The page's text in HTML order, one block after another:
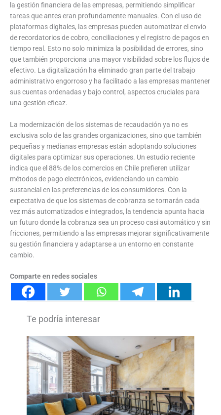
la gestión financiera de las empresas, permitiendo simplificar
tareas que antes eran profundamente manuales. Con el uso de
plataformas digitales, las empresas pueden automatizar el envío
de recordatorios de cobro, conciliaciones y el registro de pagos en
tiempo real. Esto no solo minimiza la posibilidad de errores, sino
que también proporciona una mayor visibilidad sobre los flujos de
efectivo. La digitalización ha eliminado gran parte del trabajo
administrativo engorroso y ha facilitado a las empresas mantener
sus cuentas ordenadas y bajo control, aspectos cruciales para
una gestión eficaz.
La modernización de los sistemas de recaudación ya no es
exclusiva solo de las grandes organizaciones, sino que también
pequeñas y medianas empresas están adoptando soluciones
digitales para optimizar sus operaciones. Un estudio reciente
indica que el 88% de los comercios en Chile prefieren utilizar
métodos de pago electrónicos, evidenciando un cambio
sustancial en las preferencias de los consumidores. Con la
expectativa de que los sistemas de cobranza se tornarán cada
vez más automatizados e integrados, la tendencia apunta hacia
un futuro donde la cobranza sea un proceso casi automático y sin
fricciones, permitiendo a las empresas mejorar significativamente
su gestión financiera y adaptarse a un entorno en constante
cambio.
Comparte en redes sociales